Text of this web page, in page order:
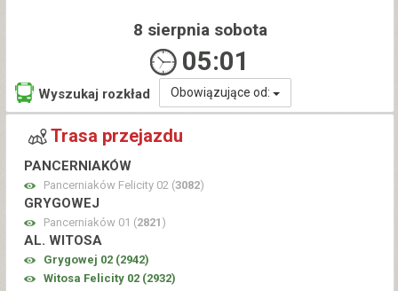
8 sierpnia sobota
05:01
Wyszukaj rozkład Obowiązujące od:
Trasa przejazdu
PANCERNIAKÓW
Pancerniaków Felicity 02 (3082)
GRYGOWEJ
Pancerniaków 01 (2821 )
AL. WITOSA
Grygowej 02 (2942)
Witosa Felicity 02 (2932)